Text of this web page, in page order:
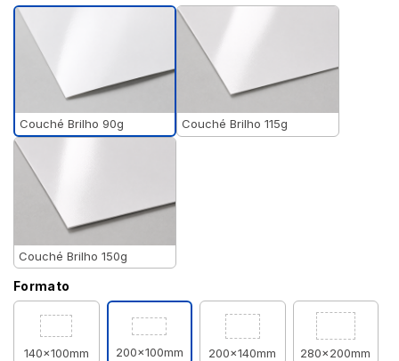
Couché Brilho 90g Couché Brilho 115g
Couché Brilho 150g
Formato
140x100mm 200x100mm 200x140mm 280x200mm